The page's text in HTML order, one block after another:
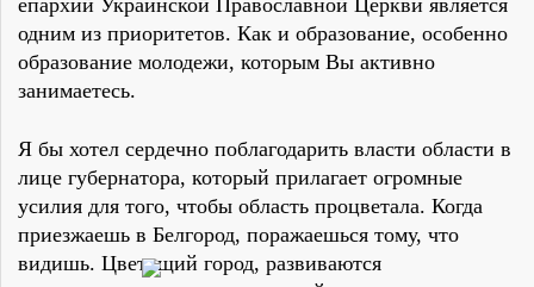
одним из приоритетов. Как и образование, особенно
образование молодежи, которым Вы активно
занимаетесь.
Я бы хотел сердечно поблагодарить власти области в
лице губернатора, который прилагает огромные
усилия для того, чтобы область процветала. Когда
приезжаешь в Белгород, поражаешься тому, что
видишь. Цветущий город, развиваются